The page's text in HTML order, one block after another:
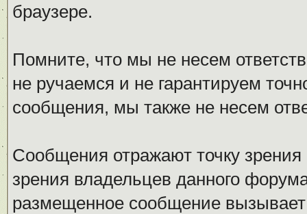
браузере.
Помните, что мы не несем
не ручаемся и не гарантируем
сообщения, мы также не несем
Сообщения отражают точку
зрения владельцев данного
размещенное сообщение